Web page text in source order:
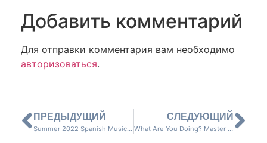
Добавить комментарий
Для отправки комментария вам необходимо
авторизоваться.
ПРЕДЫДУЩИЙ
Summer 2022 Spanish Music Playlist
СЛЕДУЮЩИЙ
What Are You Doing? Master the Present Progressive